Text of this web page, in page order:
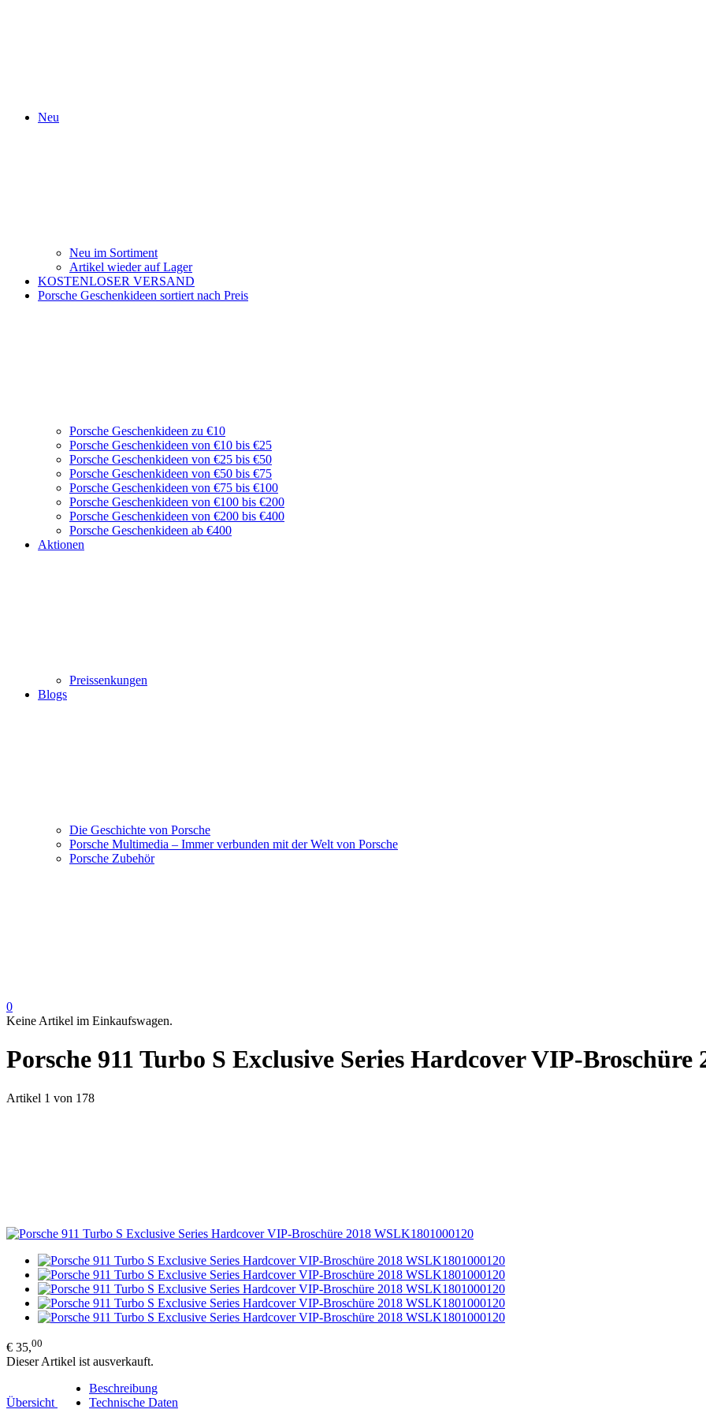
Neu
Neu im Sortiment
Artikel wieder auf Lager
KOSTENLOSER VERSAND
Porsche Geschenkideen sortiert nach Preis
Porsche Geschenkideen zu €10
Porsche Geschenkideen von €10 bis €25
Porsche Geschenkideen von €25 bis €50
Porsche Geschenkideen von €50 bis €75
Porsche Geschenkideen von €75 bis €100
Porsche Geschenkideen von €100 bis €200
Porsche Geschenkideen von €200 bis €400
Porsche Geschenkideen ab €400
Aktionen
Preissenkungen
Blogs
Die Geschichte von Porsche
Porsche Multimedia – Immer verbunden mit der Welt von Porsche
Porsche Zubehör
0
Keine Artikel im Einkaufswagen.
Porsche 911 Turbo S Exclusive Series Hardcover VIP-Broschüre
Artikel 1 von 178
€ 35,00
Dieser Artikel ist ausverkauft.
Übersicht
Beschreibung
Technische Daten